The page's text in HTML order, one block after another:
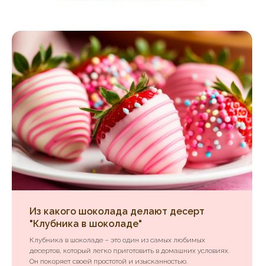
Из какого шоколада делают десерт
"Клубника в шоколаде"
Клубника в шоколаде – это один из самых любимых
десертов, который легко приготовить в домашних условиях.
Он покоряет своей простотой и изысканностью.